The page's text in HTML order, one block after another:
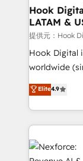
Revenue
Outbound
Design & Development We
reach their
relationship-driven
technical
need to
Hook
LATAM &
提供元：Hook
Hook Digital
worldwide
Elite Partner.
Brazil, and
regional
HubSpot
the Americas to
Elite4.9